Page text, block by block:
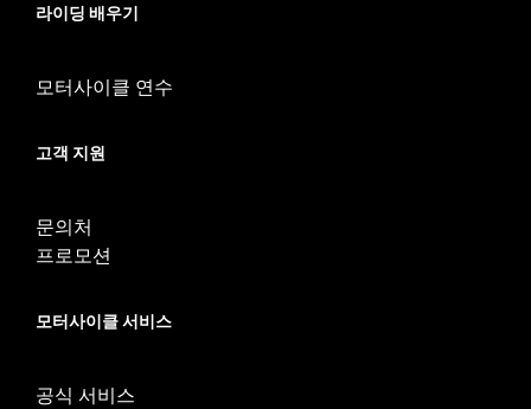
라이딩 배우기
모터사이클 연수
고객 지원
문의처
프로모션
모터사이클 서비스
공식 서비스